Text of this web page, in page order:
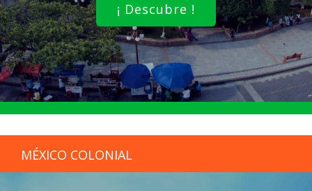
¡ Descubre !
MÉXICO COLONIAL